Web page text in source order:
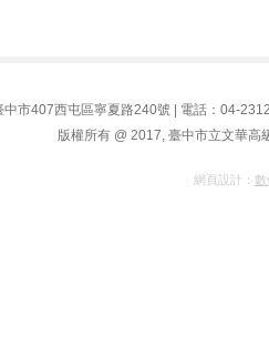
中市407西屯區寧夏路240號 | 電話：04-
版權所有 @ 2017, 臺中市立文華
網頁設計： 數